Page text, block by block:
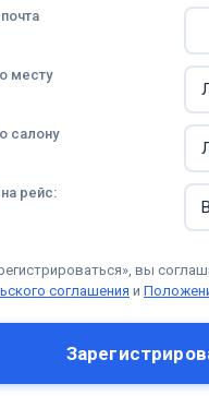
месту
салону
рейс:
вы
соглашения и